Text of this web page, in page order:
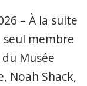
– À la suite
membre
Musée
Noah Shack,